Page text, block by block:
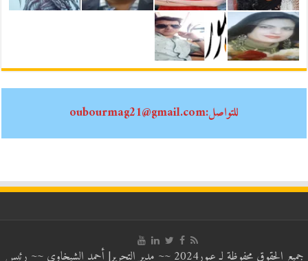
للتواصل:oubourmag21@gmail.com
جميع الحقوق محفوظة لـ عبور2024 ~~ مدير التحرير| أحمد الشيخاوي ~~ رئيس